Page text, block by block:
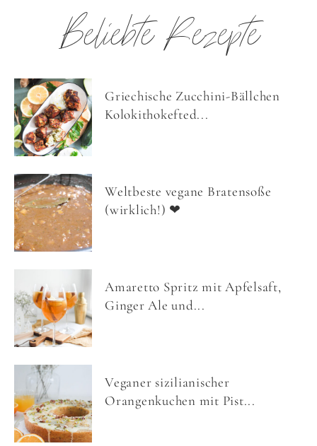
Beliebte Rezepte
Griechische Zucchini-Bällchen
Kolokithokefted...
Weltbeste vegane Bratensoße
(wirklich!) ❤
Amaretto Spritz mit Apfelsaft,
Ginger Ale und...
Veganer sizilianischer
Orangenkuchen mit Pist...